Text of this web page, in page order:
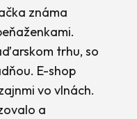
známa
trhu, so
E-shop
vo vlnách.
a